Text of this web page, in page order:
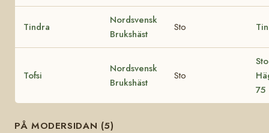
Tindra
Nordsvensk
Brukshäst
Sto
Tofsi
Nordsvensk
Brukshäst
Sto
75
PÅ MODERSIDAN (5)